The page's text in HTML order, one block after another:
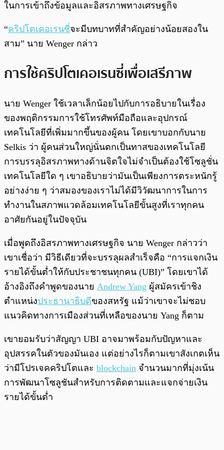
ในการเข้าถึงข้อมูลและอิสรภาพทางเศรษฐกิจ
“คริปโตเคอเรนซี่จะมีบทบาทที่สำคัญอย่างน้อยสองใน
สาม” นาย Wenger กล่าว
การใช้คริปโตเคอเรนซี่เพื่อเสรีภาพ
นาย Wenger ใช้เวลาเล็กน้อยไปกับการอธิบายในเรื่อง
ของพฤติกรรมการใช้โทรศัพท์มือถือและอุปกรณ์
เทคโนโลยีที่เพิ่มมากขึ้นของผู้คน โดยเขาบอกกับนาย
Selkis ว่า ผู้คนส่วนใหญ่นั่นตกเป็นทาสของเทคโนโลยี
การบรรลุอิสรภาพทางด้านจิตใจไม่จำเป็นต้องใช้โซลูชั่น
เทคโนโลยีใด ๆ เขาอธิบายว่ามันเป็นเพียงการตระหนักรู้
อย่างง่าย ๆ ว่าสมองของเราไม่ได้มีวิวัฒนาการในการ
ทำงานในสภาพแวดล้อมเทคโนโลยีขั้นสูงที่เราทุกคน
อาศัยกันอยู่ในปัจจุบัน
เมื่อพูดถึงอิสรภาพทางเศรษฐกิจ นาย Wenger กล่าวว่า
เขาเชื่อว่า มีวิธีเดียวที่จะบรรลุผลสำเร็จคือ “การแจกเงิน
รายได้ขั้นต่ำให้กับประชาชนทุกคน (UBI)” โดยเขาได้
อ้างอิงถึงคำพูดของนาย Andrew Yang ผู้สมัครเข้าชิง
ตำแหน่งประธานาธิบดีของสหรัฐ แม้ว่าเขาจะไม่ชอบ
แนวคิดทางการเมืองส่วนที่เหลือของนาย Yang ก็ตาม
เขายอมรับว่าสัญญา UBI อาจมาพร้อมกับปัญหาและ
อุปสรรคในตัวของมันเอง แต่อย่างไรก็ตามเขาสังเกตเห็น
ว่ามีโปรเจคคริปโตและ blockchain จำนวนมากที่มุ่งเน้น
การพัฒนาโซลูชันสำหรับการติดตามและแจกจ่ายเงิน
รายได้ขั้นต่ำ